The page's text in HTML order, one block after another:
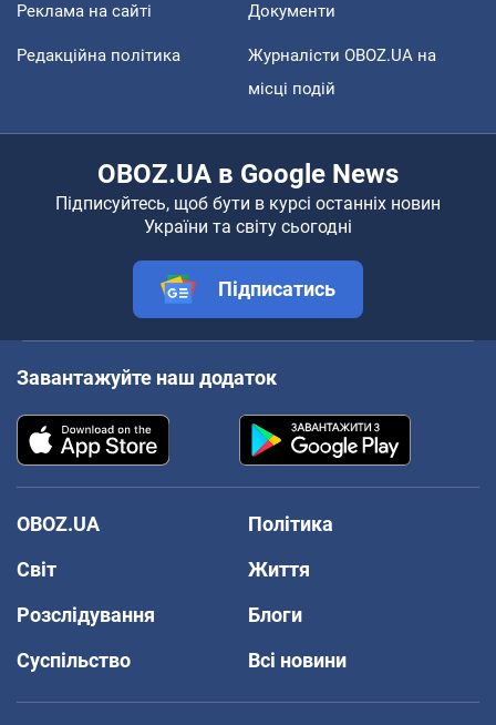
Реклама на сайті Документи
Редакційна політика
Журналісти OBOZ.UA на
місці подій
OBOZ.UA в Google News
Підписуйтесь, щоб бути в курсі останніх новин
України та світу сьогодні
Підписатись
Завантажуйте наш додаток
OBOZ.UA
Політика
Світ
Життя
Розслідування
Блоги
Суспільство
Всі новини